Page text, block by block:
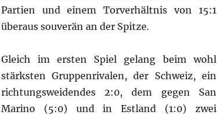
Partien und einem Torverhältnis von 15:1
überaus souverän an der Spitze.
Gleich im ersten Spiel gelang beim wohl
stärksten Gruppenrivalen, der Schweiz, ein
richtungsweidendes 2:0, dem gegen San
Marino (5:0) und in Estland (1:0) zwei